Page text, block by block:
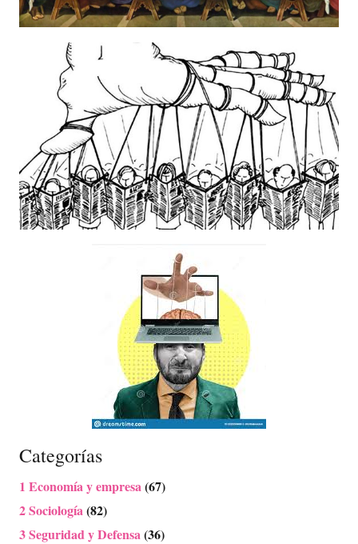
Categorías
1 Economía y empresa(67)
2 Sociología(82)
3 Seguridad y Defensa(36)